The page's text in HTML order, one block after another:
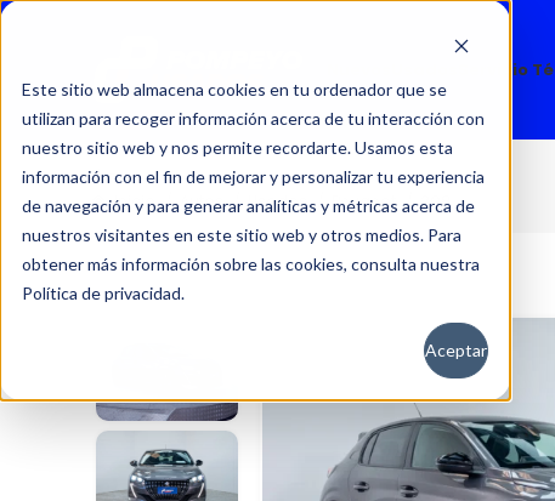
Este sitio web almacena cookies en tu ordenador que se
utilizan para recoger información acerca de tu interacción con
nuestro sitio web y nos permite recordarte. Usamos esta
información con el fin de mejorar y personalizar tu experiencia
de navegación y para generar analíticas y métricas acerca de
nuestros visitantes en este sitio web y otros medios. Para
obtener más información sobre las cookies, consulta nuestra
Política de privacidad.
Aceptar
Servicio
Inicio Autos Usados Peugeot 208